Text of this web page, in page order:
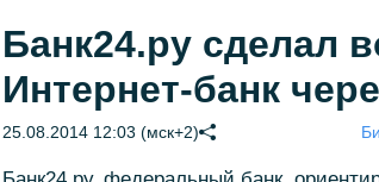
Банк24.ру сделал
Интернет-банк
25.08.2014 12:03 (мск+2)